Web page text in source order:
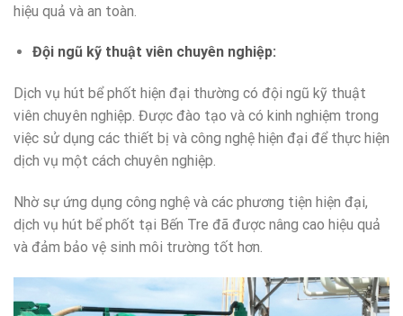
hiệu quả và an toàn.
Đội ngũ kỹ thuật viên chuyên nghiệp:
Dịch vụ hút bể phốt hiện đại thường có đội ngũ kỹ thuật
viên chuyên nghiệp. Được đào tạo và có kinh nghiệm trong
việc sử dụng các thiết bị và công nghệ hiện đại để thực hiện
dịch vụ một cách chuyên nghiệp.
Nhờ sự ứng dụng công nghệ và các phương tiện hiện đại,
dịch vụ hút bể phốt tại Bến Tre đã được nâng cao hiệu quả
và đảm bảo vệ sinh môi trường tốt hơn.